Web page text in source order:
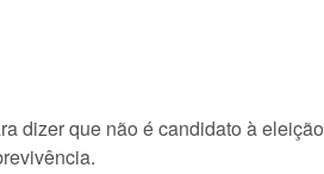
dizer que não é candidato à eleição